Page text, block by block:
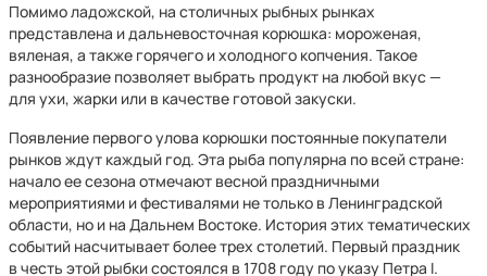
Помимо ладожской, на столичных рыбных рынках
представлена и дальневосточная корюшка: мороженая,
вяленая, а также горячего и холодного копчения. Такое
разнообразие позволяет выбрать продукт на любой вкус —
для ухи, жарки или в качестве готовой закуски.
Появление первого улова корюшки постоянные покупатели
рынков ждут каждый год. Эта рыба популярна по всей стране:
начало ее сезона отмечают весной праздничными
мероприятиями и фестивалями не только в Ленинградской
области, но и на Дальнем Востоке. История этих тематических
событий насчитывает более трех столетий. Первый праздник
в честь этой рыбки состоялся в 1708 году по указу Петра I.